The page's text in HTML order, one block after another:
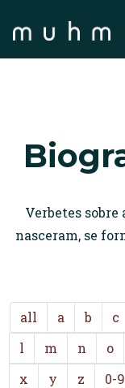
Verbetes
nasceram, se
all a b c
l
m n o
x
y z 0-9